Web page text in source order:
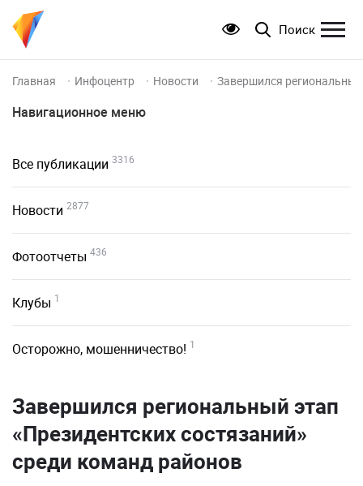
Поиск
Главная Инфоцентр Новости Завершился
Навигационное меню
Все публикации 3316
Новости 2877
Фотоотчеты 436
Клубы 1
Осторожно, мошенничество! 1
Завершился региональный этап
«Президентских состязаний»
среди команд районов